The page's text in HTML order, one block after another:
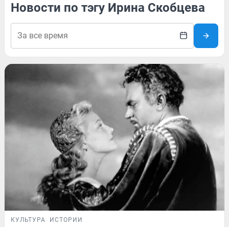
Новости по тэгу Ирина Скобцева
КУЛЬТУРА ИСТОРИИ